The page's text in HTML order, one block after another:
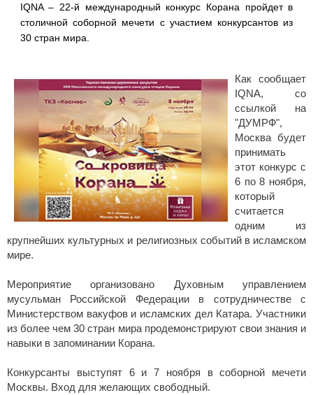
IQNA – 22-й международный конкурс Корана пройдет в
столичной соборной мечети с участием конкурсантов из
30 стран мира.
Как сообщает
IQNA, со
ссылкой на
"ДУМРФ",
Москва будет
принимать
этот конкурс с
6 по 8 ноября,
который
считается
одним из
крупнейших культурных и религиозных событий в исламском
мире.
Мероприятие организовано Духовным управлением
мусульман Российской Федерации в сотрудничестве с
Министерством вакуфов и исламских дел Катара. Участники
из более чем 30 стран мира продемонстрируют свои знания и
навыки в запоминании Корана.
Конкурсанты выступят 6 и 7 ноября в соборной мечети
Москвы. Вход для желающих свободный.